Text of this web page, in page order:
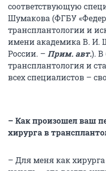
соответствующую
Шумакова (ФГБУ
трансплантологии и
имени академика В. И.
России. – Прим. авт.).
трансплантология и
всех специалистов –
– Как произошел ваш
хирурга в
– Для меня как хирурга